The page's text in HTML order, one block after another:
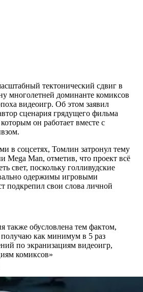
тектонический сдвиг в
многолетней доминанте комиксов
видеоигр. Об этом заявил
сценария грядущего фильма
он работает вместе с
в соцсетях, Томлин затронул тему
Mega Man, отметив, что проект всё
свет, поскольку голливудские
одержимы игровыми
подкрепил свои слова личной
также обусловлена ​​тем фактом,
получаю как минимум в 5 раз
по экранизациям видеоигр,
комиксов»